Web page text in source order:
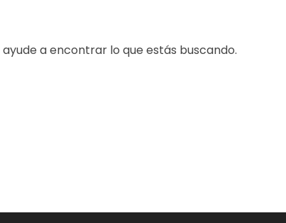
a encontrar lo que estás buscando.